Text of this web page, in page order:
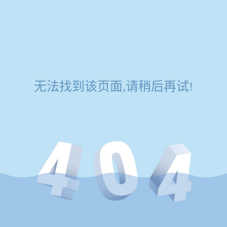
无法找到该页面,请稍后再试!